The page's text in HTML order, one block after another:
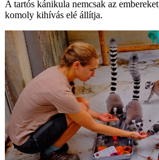
A tartós kánikula nemcsak az
komoly kihívás elé állítja.